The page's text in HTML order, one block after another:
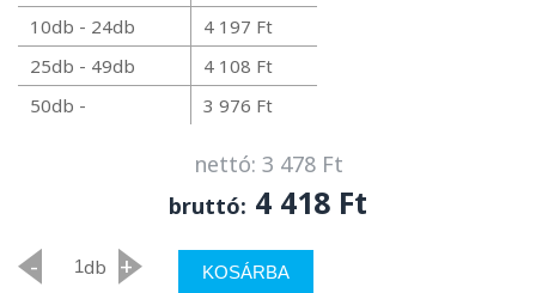
10db - 24db
4 197 Ft
25db - 49db
4 108 Ft
50db -
3 976 Ft
nettó: 3 478 Ft
bruttó: 4 418 Ft
- db + KOSÁRBA